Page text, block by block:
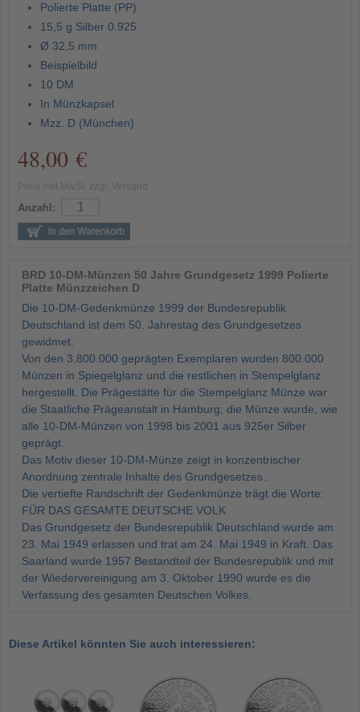
Polierte Platte (PP)
15,5 g Silber 0.925
Ø 32,5 mm
Beispielbild
10 DM
In Münzkapsel
Mzz. D (München)
48,00 €
Anzahl:
BRD 10-DM-Münzen 50 Jahre Grundgesetz 1999 Polierte
Platte Münzzeichen D
Die 10-DM-Gedenkmünze 1999 der Bundesrepublik
Deutschland ist dem 50. Jahrestag des Grundgesetzes
gewidmet.
Von den 3.800.000 geprägten Exemplaren wurden 800.000
Münzen in Spiegelglanz und die restlichen in Stempelglanz
hergestellt. Die Prägestätte für die Stempelglanz Münze war
die Staatliche Prägeanstalt in Hamburg; die Münze wurde, wie
alle 10-DM-Münzen von 1998 bis 2001 aus 925er Silber
geprägt.
Das Motiv dieser 10-DM-Münze zeigt in konzentrischer
Anordnung zentrale Inhalte des Grundgesetzes..
Die vertiefte Randschrift der Gedenkmünze trägt die Worte:
FÜR DAS GESAMTE DEUTSCHE VOLK
Das Grundgesetz der Bundesrepublik Deutschland wurde am
23. Mai 1949 erlassen und trat am 24. Mai 1949 in Kraft. Das
Saarland wurde 1957 Bestandteil der Bundesrepublik und mit
der Wiedervereinigung am 3. Oktober 1990 wurde es die
Verfassung des gesamten Deutschen Volkes.
Diese Artikel könnten Sie auch interessieren: